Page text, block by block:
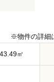
※物件の詳細
㎡